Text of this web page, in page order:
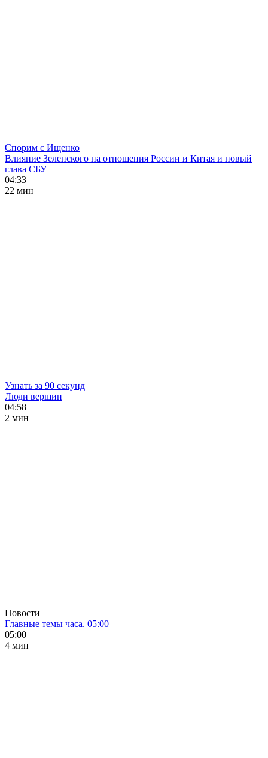
Спорим с Ищенко
Влияние Зеленского на отношения России и Китая и новый
глава СБУ
04:33
22 мин
Узнать за 90 секунд
Люди вершин
04:58
2 мин
Новости
Главные темы часа. 05:00
05:00
4 мин